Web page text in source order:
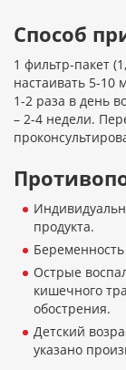
Способ
1 фильтр-пакет
настаивать 5-10
1-2 раза в день
– 2-4 недели.
продукта.
Острые
кишечного
обострения.
Детский
указано